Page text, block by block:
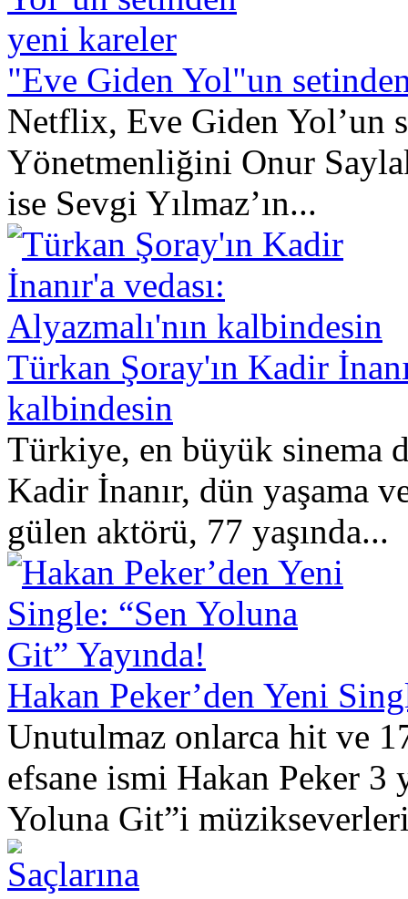
"Eve Giden Yol"un
Netflix, Eve Giden Yol’un
Yönetmenliğini Onur
ise Sevgi Yılmaz’ın...
Türkan Şoray'ın Kadir
kalbindesin
Türkiye, en büyük sinema
Kadir İnanır, dün yaşama
gülen aktörü, 77 yaşında...
Hakan Peker’den Yeni
Unutulmaz onlarca hit ve
efsane ismi Hakan Peker 3
Yoluna Git”i